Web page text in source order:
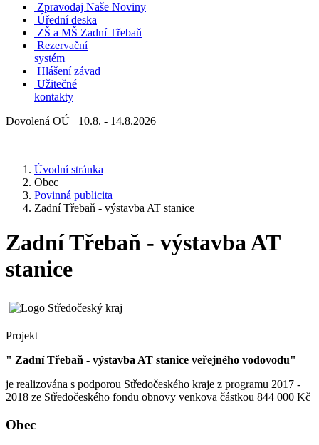
Zpravodaj Naše Noviny
Úřední deska
ZŠ a MŠ Zadní Třebaň
Rezervační
systém
Hlášení závad
Užitečné
kontakty
Dovolená OÚ 10.8. - 14.8.2026
Úvodní stránka
Obec
Povinná publicita
Zadní Třebaň - výstavba AT stanice
Zadní Třebaň - výstavba AT
stanice
Projekt
" Zadní Třebaň - výstavba AT stanice veřejného vodovodu"
je realizována s podporou Středočeského kraje z programu 2017 -
2018 ze Středočeského fondu obnovy venkova částkou 844 000 Kč
Obec